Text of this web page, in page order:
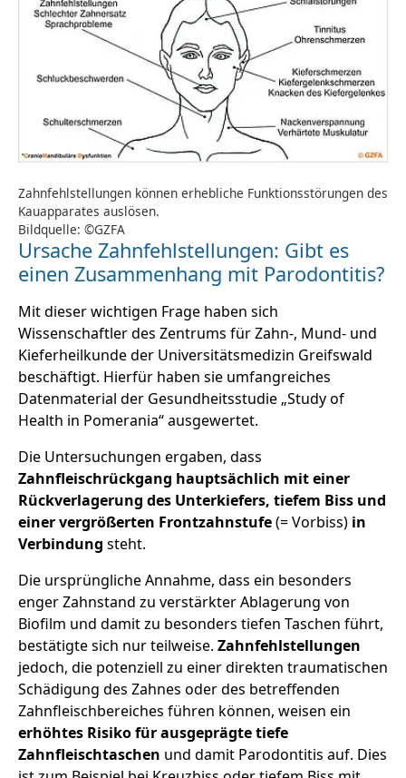
Zahnfehlstellungen können erhebliche Funktionsstörungen des
Kauapparates auslösen.
Bildquelle: ©GZFA
Ursache Zahnfehlstellungen: Gibt es
einen Zusammenhang mit Parodontitis?
Mit dieser wichtigen Frage haben sich
Wissenschaftler des Zentrums für Zahn-, Mund- und
Kieferheilkunde der Universitätsmedizin Greifswald
beschäftigt. Hierfür haben sie umfangreiches
Datenmaterial der Gesundheitsstudie „Study of
Health in Pomerania“ ausgewertet.
Die Untersuchungen ergaben, dass
Zahnfleischrückgang hauptsächlich mit einer
Rückverlagerung des Unterkiefers, tiefem Biss und
einer vergrößerten Frontzahnstufe(= Vorbiss) in
Verbindung steht.
Die ursprüngliche Annahme, dass ein besonders
enger Zahnstand zu verstärkter Ablagerung von
Biofilm und damit zu besonders tiefen Taschen führt,
bestätigte sich nur teilweise. Zahnfehlstellungen
jedoch, die potenziell zu einer direkten traumatischen
Schädigung des Zahnes oder des betreffenden
Zahnfleischbereiches führen können, weisen ein
erhöhtes Risiko für ausgeprägte tiefe
Zahnfleischtaschen und damit Parodontitis auf. Dies